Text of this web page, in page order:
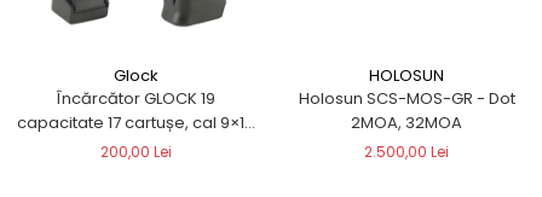
Glock
Încărcător GLOCK 19
capacitate 17 cartușe, cal 9×19
DOUBLESTACK
200,00 Lei
HOLOSUN
Holosun SCS-MOS-GR - Dot
2MOA, 32MOA
2.500,00 Lei